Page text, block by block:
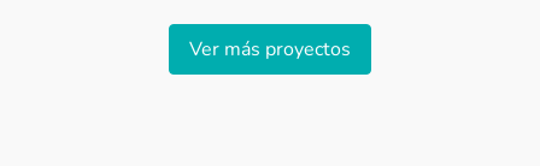
Ver más proyectos